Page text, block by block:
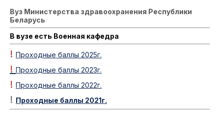
Вуз Министерства здравоохранения Республики
Беларусь
В вузе есть Военная кафедра
! Проходные баллы 2025г.
! Проходные баллы 2023г.
! Проходные баллы 2022г.
! Проходные баллы 2021г.